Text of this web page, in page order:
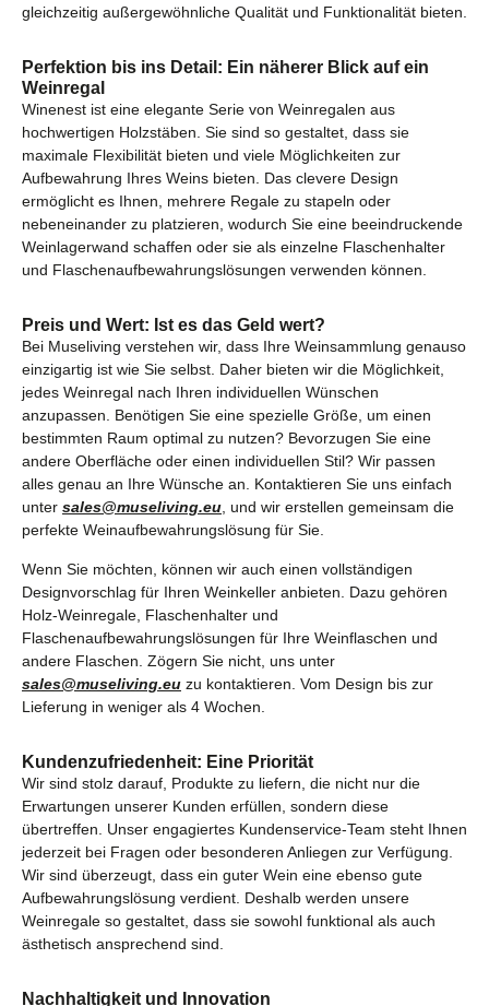
gleichzeitig außergewöhnliche Qualität und Funktionalität bieten.
Perfektion bis ins Detail: Ein näherer Blick auf ein
Weinregal
Winenest ist eine elegante Serie von Weinregalen aus
hochwertigen Holzstäben. Sie sind so gestaltet, dass sie
maximale Flexibilität bieten und viele Möglichkeiten zur
Aufbewahrung Ihres Weins bieten. Das clevere Design
ermöglicht es Ihnen, mehrere Regale zu stapeln oder
nebeneinander zu platzieren, wodurch Sie eine beeindruckende
Weinlagerwand schaffen oder sie als einzelne Flaschenhalter
und Flaschenaufbewahrungslösungen verwenden können.
Preis und Wert: Ist es das Geld wert?
Bei Museliving verstehen wir, dass Ihre Weinsammlung genauso
einzigartig ist wie Sie selbst. Daher bieten wir die Möglichkeit,
jedes Weinregal nach Ihren individuellen Wünschen
anzupassen. Benötigen Sie eine spezielle Größe, um einen
bestimmten Raum optimal zu nutzen? Bevorzugen Sie eine
andere Oberfläche oder einen individuellen Stil? Wir passen
alles genau an Ihre Wünsche an. Kontaktieren Sie uns einfach
unter sales@museliving.eu, und wir erstellen gemeinsam die
perfekte Weinaufbewahrungslösung für Sie.
Wenn Sie möchten, können wir auch einen vollständigen
Designvorschlag für Ihren Weinkeller anbieten. Dazu gehören
Holz-Weinregale, Flaschenhalter und
Flaschenaufbewahrungslösungen für Ihre Weinflaschen und
andere Flaschen. Zögern Sie nicht, uns unter
sales@museliving.eu zu kontaktieren. Vom Design bis zur
Lieferung in weniger als 4 Wochen.
Kundenzufriedenheit: Eine Priorität
Wir sind stolz darauf, Produkte zu liefern, die nicht nur die
Erwartungen unserer Kunden erfüllen, sondern diese
übertreffen. Unser engagiertes Kundenservice-Team steht Ihnen
jederzeit bei Fragen oder besonderen Anliegen zur Verfügung.
Wir sind überzeugt, dass ein guter Wein eine ebenso gute
Aufbewahrungslösung verdient. Deshalb werden unsere
Weinregale so gestaltet, dass sie sowohl funktional als auch
ästhetisch ansprechend sind.
Nachhaltigkeit und Innovation